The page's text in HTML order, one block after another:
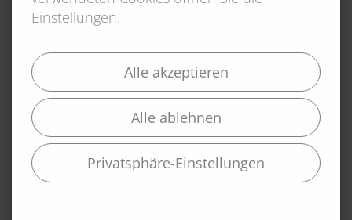
für sie günstigen Rechtsprechung profitieren können.
Mehr News Alle Beiträge ansehen
Einstellungen.
Alle akzeptieren
Alle ablehnen
Privatsphäre-Einstellungen